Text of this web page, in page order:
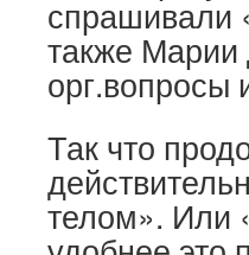
спрашивали
также Марии
орг.вопросы
Так что
телом». Или